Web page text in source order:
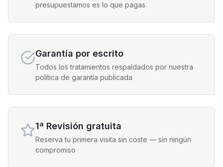
presupuestamos es lo que pagas
Garantía por escrito
Todos los tratamientos respaldados por nuestra
política de garantía publicada
1ª Revisión gratuita
Reserva tu primera visita sin coste — sin ningún
compromiso